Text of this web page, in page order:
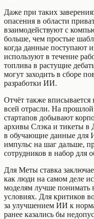
Даже при таких
опасения в области
взаимодействуют с
больше, чем простые
когда данные поступают
используют в течение
топлива в растущие
могут заходить в сборе
разработки ИИ.
Отчёт также
всей отрасли. На
стартапов добывают
архивы Слэка и тикеты в
в обучающие данные для
импульс на шаг дальше,
сотрудников в набор для
Для Меты ставка
как люди на самом деле
моделям лучше понимать
условиях. Для критиков
за улучшением ИИ к
ранее казались бы